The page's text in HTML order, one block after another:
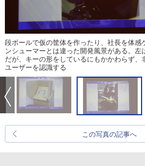
段ボールで仮の筐体を作ったり、社長を体感
ンシューマーとは違った開発風景がある。左
だが、キーの形をしているにもかかわらず、
ユーザーを認識する
この写真の記事へ